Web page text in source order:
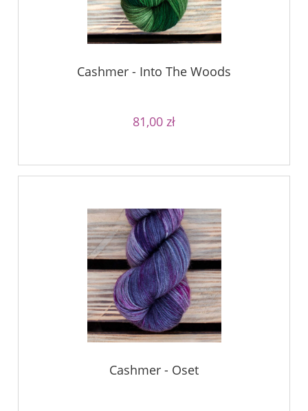
Cashmer - Into The Woods
81,00 zł
Cashmer - Oset